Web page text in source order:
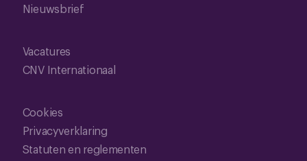
Nieuwsbrief
Vacatures
CNV Internationaal
Cookies
Privacyverklaring
Statuten en reglementen